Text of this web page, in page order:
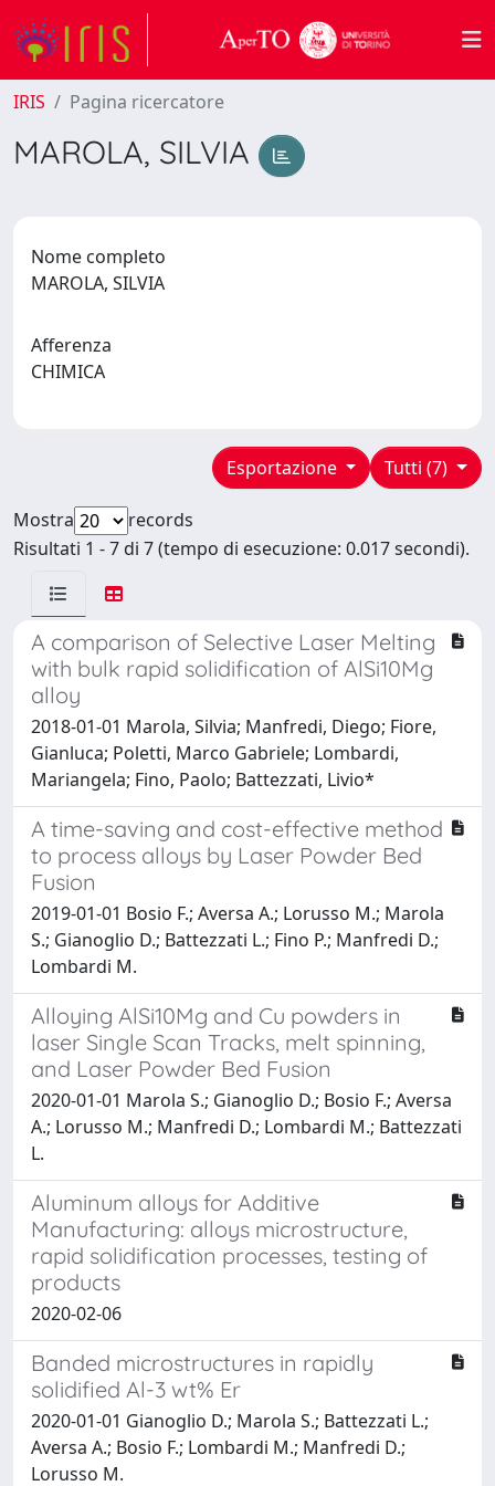
IRIS Pagina ricercatore
MAROLA, SILVIA
Nome completo
MAROLA, SILVIA
Afferenza
CHIMICA
Tutti (7)
Esportazione
Mostra
records
Risultati 1 - 7 di 7 (tempo di esecuzione: 0.017 secondi).
A comparison of Selective Laser Melting
with bulk rapid solidification of AlSi10Mg
alloy
2018-01-01 Marola, Silvia; Manfredi, Diego; Fiore,
Gianluca; Poletti, Marco Gabriele; Lombardi,
Mariangela; Fino, Paolo; Battezzati, Livio*
A time-saving and cost-effective method
to process alloys by Laser Powder Bed
Fusion
2019-01-01 Bosio F.; Aversa A.; Lorusso M.; Marola
S.; Gianoglio D.; Battezzati L.; Fino P.; Manfredi D.;
Lombardi M.
Alloying AlSi10Mg and Cu powders in
laser Single Scan Tracks, melt spinning,
and Laser Powder Bed Fusion
2020-01-01 Marola S.; Gianoglio D.; Bosio F.; Aversa
A.; Lorusso M.; Manfredi D.; Lombardi M.; Battezzati
L.
Aluminum alloys for Additive
Manufacturing: alloys microstructure,
rapid solidification processes, testing of
products
2020-02-06
Banded microstructures in rapidly
solidified Al-3 wt% Er
2020-01-01 Gianoglio D.; Marola S.; Battezzati L.;
Aversa A.; Bosio F.; Lombardi M.; Manfredi D.;
Lorusso M.